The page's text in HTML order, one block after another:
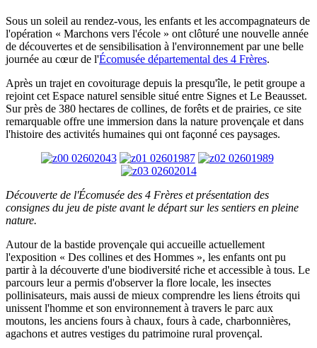
Sous un soleil au rendez-vous, les enfants et les accompagnateurs de
l'opération « Marchons vers l'école » ont clôturé une nouvelle année
de découvertes et de sensibilisation à l'environnement par une belle
journée au cœur de l'Écomusée départemental des 4 Frères.
Après un trajet en covoiturage depuis la presqu'île, le petit groupe a
rejoint cet Espace naturel sensible situé entre Signes et Le Beausset.
Sur près de 380 hectares de collines, de forêts et de prairies, ce site
remarquable offre une immersion dans la nature provençale et dans
l'histoire des activités humaines qui ont façonné ces paysages.
Découverte de l'Écomusée des 4 Frères et présentation des
consignes du jeu de piste avant le départ sur les sentiers en pleine
nature.
Autour de la bastide provençale qui accueille actuellement
l'exposition « Des collines et des Hommes », les enfants ont pu
partir à la découverte d'une biodiversité riche et accessible à tous. Le
parcours leur a permis d'observer la flore locale, les insectes
pollinisateurs, mais aussi de mieux comprendre les liens étroits qui
unissent l'homme et son environnement à travers le parc aux
moutons, les anciens fours à chaux, fours à cade, charbonnières,
agachons et autres vestiges du patrimoine rural provençal.